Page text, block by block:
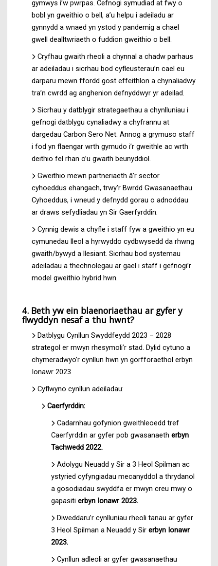
gymwys i’w pwrpas. Cefnogi symudiad at fwy o
bobl yn gweithio o bell, a’u helpu i adeiladu ar
gynnydd a wnaed yn ystod y pandemig a chael
gwell dealltwriaeth o fuddion gweithio o bell.
Cryfhau gwaith rheoli a chynnal a chadw parhaus
ar adeiladau i sicrhau bod cyfleusterau’n cael eu
darparu mewn ffordd gost effeithlon a chynaliadwy
tra’n cwrdd ag anghenion defnyddwyr yr adeilad.
Sicrhau y datblygir strategaethau a chynlluniau i
gefnogi datblygu cynaliadwy a chyfrannu at
dargedau Carbon Sero Net. Annog a grymuso staff
i fod yn flaengar wrth gymudo i’r gweithle ac wrth
deithio fel rhan o’u gwaith beunyddiol.
Gweithio mewn partneriaeth â’r sector
cyhoeddus ehangach, trwy’r Bwrdd Gwasanaethau
Cyhoeddus, i wneud y defnydd gorau o adnoddau
ar draws sefydliadau yn Sir Gaerfyrddin.
Cynnig dewis a chyfle i staff fyw a gweithio yn eu
cymunedau lleol a hyrwyddo cydbwysedd da rhwng
gwaith/bywyd a llesiant. Sicrhau bod systemau
adeiladau a thechnolegau ar gael i staff i gefnogi’r
model gweithio hybrid hwn.
4. Beth yw ein blaenoriaethau ar gyfer y
flwyddyn nesaf a thu hwnt?
Datblygu Cynllun Swyddfeydd 2023 – 2028
strategol er mwyn rhesymoli’r stad. Dylid cytuno a
chymeradwyo’r cynllun hwn yn gorfforaethol erbyn
Ionawr 2023
Cyflwyno cynllun adeiladau:
Caerfyrddin:
Cadarnhau gofynion gweithleoedd tref
Caerfyrddin ar gyfer pob gwasanaeth erbyn
Tachwedd 2022.
Adolygu Neuadd y Sir a 3 Heol Spilman ac
ystyried cyfyngiadau mecanyddol a thrydanol
a gosodiadau swyddfa er mwyn creu mwy o
gapasiti erbyn Ionawr 2023.
Diweddaru’r cynlluniau rheoli tanau ar gyfer
3 Heol Spilman a Neuadd y Sir erbyn Ionawr
2023.
Cynllun adleoli ar gyfer gwasanaethau